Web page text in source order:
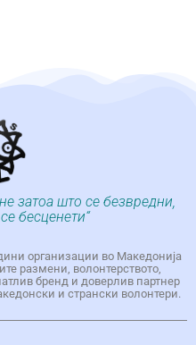
затоа што се безвредни,
бесценети“
организации во Македонија
размени, волонтерството,
бренд и доверлив партнер
и странски волонтери.